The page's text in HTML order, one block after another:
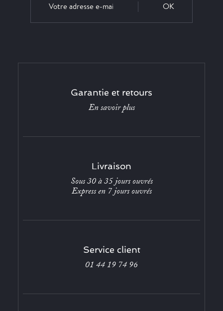
OK
Garantie et retours
En savoir plus
Livraison
Sous 30 à 35 jours ouvrés
Express en 7 jours ouvrés
Service client
01 44 19 74 96